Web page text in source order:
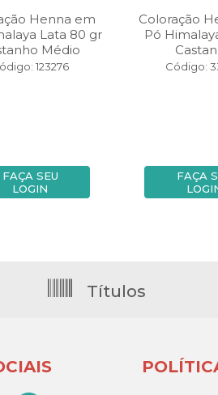
Henna em
Lata 80 gr
Médio
123276
FAÇA SEU
LOGIN
Coloração
Pó
Código:
FAÇA
Títulos